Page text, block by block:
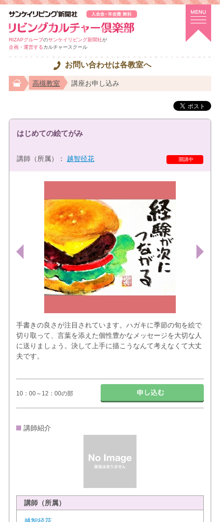
RIZAPグループのサンケイリビング新聞社が
企画・運営するカルチャースクール
お問い合わせは各教室へ
高槻教室 講座お申し込み
開講中
はじめての絵てがみ
講師（所属）： 越智径花
手書きの良さが注目されています。ハガキに季節の旬を絵で
切り取って、言葉を添えた個性豊かなメッセージを大切な人
に送りましょう。決して上手に描こうなんて考えなくて大丈
夫です。
10：00～12：00の部
講師紹介
講師（所属）